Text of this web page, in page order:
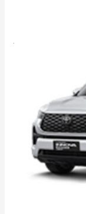
.